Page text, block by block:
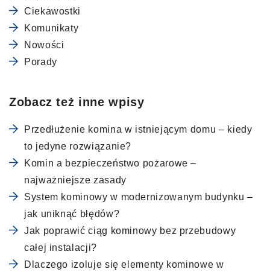
Ciekawostki
Komunikaty
Nowości
Porady
Zobacz też inne wpisy
Przedłużenie komina w istniejącym domu – kiedy
to jedyne rozwiązanie?
Komin a bezpieczeństwo pożarowe –
najważniejsze zasady
System kominowy w modernizowanym budynku –
jak uniknąć błędów?
Jak poprawić ciąg kominowy bez przebudowy
całej instalacji?
Dlaczego izoluje się elementy kominowe w